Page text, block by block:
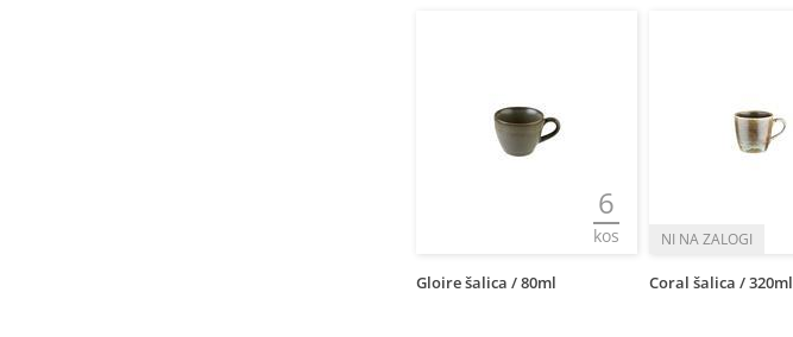
6
kos
Gloire šalica / 80ml Coral šalica / 320ml